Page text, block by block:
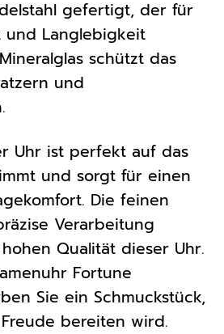
gefertigt, der für
und Langlebigkeit
schützt das
und
Uhr ist perfekt auf das
und sorgt für einen
Die feinen
Verarbeitung
Qualität dieser Uhr.
Fortune
Sie ein Schmuckstück,
bereiten wird.